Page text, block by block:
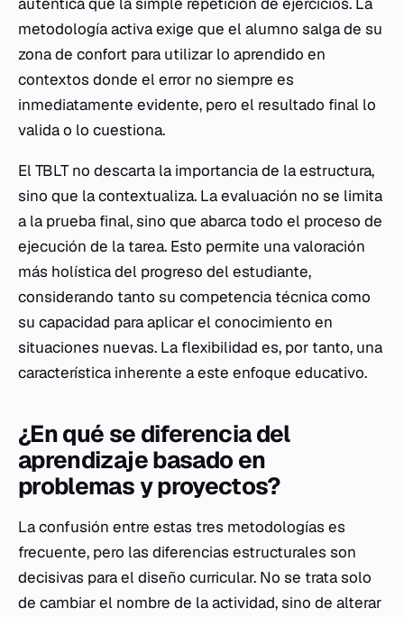
auténtica que la simple repetición de ejercicios. La
metodología activa exige que el alumno salga de su
zona de confort para utilizar lo aprendido en
contextos donde el error no siempre es
inmediatamente evidente, pero el resultado final lo
valida o lo cuestiona.
El TBLT no descarta la importancia de la estructura,
sino que la contextualiza. La evaluación no se limita
a la prueba final, sino que abarca todo el proceso de
ejecución de la tarea. Esto permite una valoración
más holística del progreso del estudiante,
considerando tanto su competencia técnica como
su capacidad para aplicar el conocimiento en
situaciones nuevas. La flexibilidad es, por tanto, una
característica inherente a este enfoque educativo.
¿En qué se diferencia del
aprendizaje basado en
problemas y proyectos?
La confusión entre estas tres metodologías es
frecuente, pero las diferencias estructurales son
decisivas para el diseño curricular. No se trata solo
de cambiar el nombre de la actividad, sino de alterar